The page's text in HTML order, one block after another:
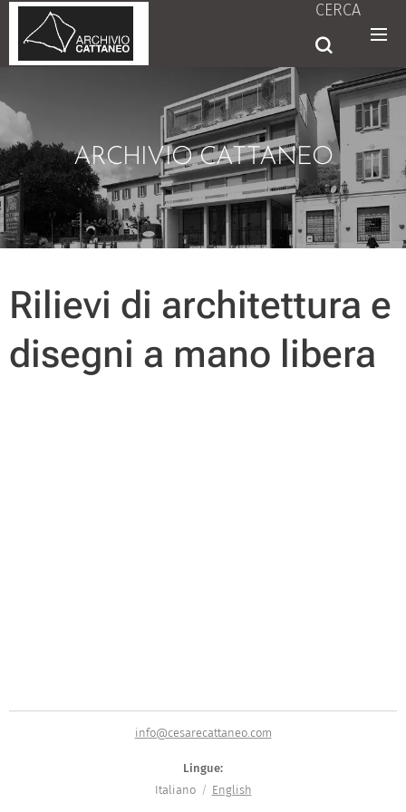
CERCA
ARCHIVIO CATTANEO
Rilievi di architettura e
disegni a mano libera
info@cesarecattaneo.com
Lingue
Italiano
English